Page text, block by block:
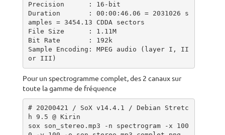
Precision      : 16-bit
Duration       : 00:00:46.06 = 2031026 s
amples = 3454.13 CDDA sectors
File Size      : 1.11M
Bit Rate       : 192k
Sample Encoding: MPEG audio (layer I, II
or III)
Pour un spectrogramme complet, des 2 canaux sur
toute la gamme de fréquence
# 20200421 / SoX v14.4.1 / Debian Stretc
h 9.5 @ Kirin
sox son_stereo.mp3 -n spectrogram -x 100